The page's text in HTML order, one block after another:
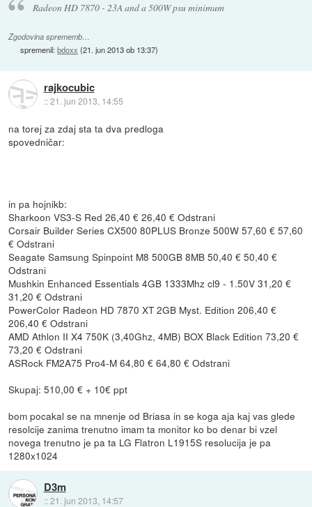
Radeon HD 7870 - 23A and a 500W psu minimum
Zgodovina sprememb…
spremenil:bdoxx (21. jun 2013 ob 13:37)
rajkocubic
::21. jun 2013, 14:55
na torej za zdaj sta ta dva predloga
spovedničar:
in pa hojnikb:
Sharkoon VS3-S Red 26,40 € 26,40 € Odstrani
Corsair Builder Series CX500 80PLUS Bronze 500W 57,60 € 57,60
€ Odstrani
Seagate Samsung Spinpoint M8 500GB 8MB 50,40 € 50,40 €
Odstrani
Mushkin Enhanced Essentials 4GB 1333Mhz cl9 - 1.50V 31,20 €
31,20 € Odstrani
PowerColor Radeon HD 7870 XT 2GB Myst. Edition 206,40 €
206,40 € Odstrani
AMD Athlon II X4 750K (3,40Ghz, 4MB) BOX Black Edition 73,20 €
73,20 € Odstrani
ASRock FM2A75 Pro4-M 64,80 € 64,80 € Odstrani
Skupaj: 510,00 € + 10€ ppt
bom pocakal se na mnenje od Briasa in se koga aja kaj vas glede
resolcije zanima trenutno imam ta monitor ko bo denar bi vzel
novega trenutno je pa ta LG Flatron L1915S resolucija je pa
1280x1024
D3m
::21. jun 2013, 14:57